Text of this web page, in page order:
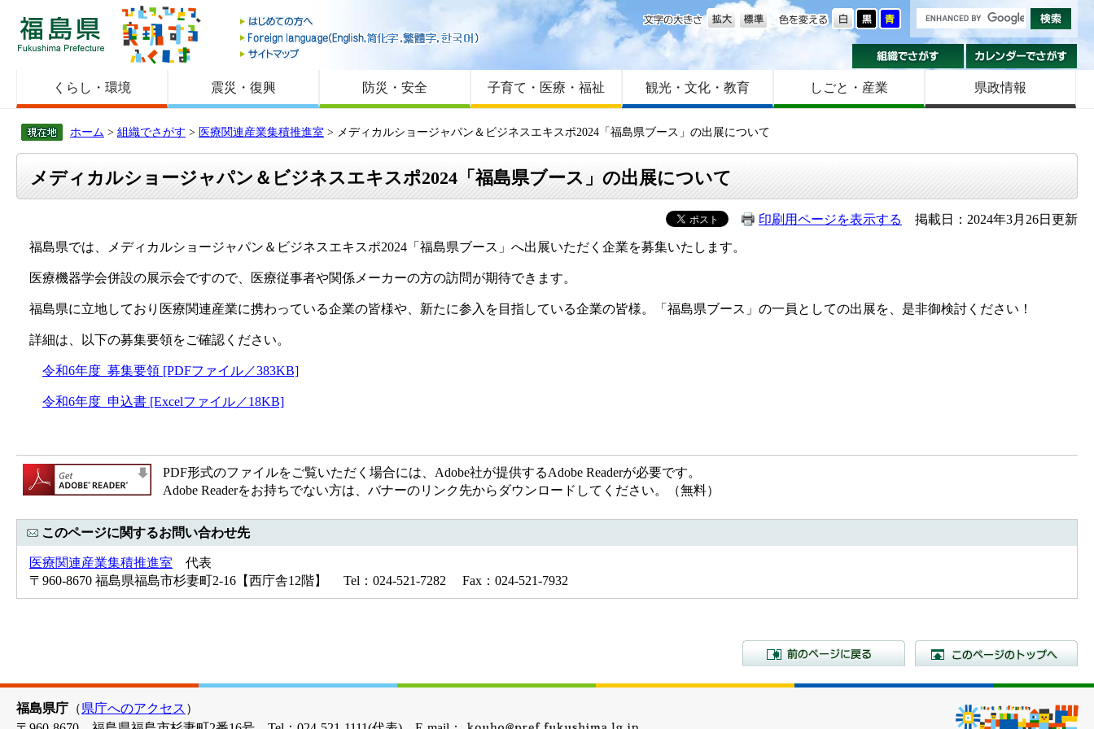
福島県
はじめての方へ
Foreign language
サイトマップ
色を変える
文字の大きさ
組織でさがす
くらし・環境 震災・復興 防災・安全 子育て・医療・福祉 観光・文化・教育 しごと・産業 県政情報
ホーム > 組織でさがす > 医療関連産業集積推進室 > メディカルショージャパン＆ビジネスエキスポ2024「福島県ブース」の出展について
メディカルショージャパン＆ビジネスエキスポ2024「福島県ブース」の出展について
印刷用ページを表示する
掲載日：2024年3月26日更新
福島県では、メディカルショージャパン＆ビジネスエキスポ2024「福島県ブース」へ出展いただく企業を募集いたします。
医療機器学会併設の展示会ですので、医療従事者や関係メーカーの方の訪問が期待できます。
福島県に立地しており医療関連産業に携わっている企業の皆様や、新たに参入を目指している企業の皆様。「福島県ブース」の一員としての出展を、是非御検討ください！
詳細は、以下の募集要領をご確認ください。
令和6年度_募集要領 [PDFファイル／383KB]
令和6年度_申込書 [Excelファイル／18KB]
PDF形式のファイルをご覧いただく場合には、Adobe社が提供するAdobe Readerが必要です。
Adobe Readerをお持ちでない方は、バナーのリンク先からダウンロードしてください。（無料）
このページに関するお問い合わせ先
医療関連産業集積推進室 代表
〒960-8670 福島県福島市杉妻町2-16【西庁舎12階】 Tel：024-521-7282 Fax：024-521-7932
前のページに戻る
福島県庁 （県庁へのアクセス ）